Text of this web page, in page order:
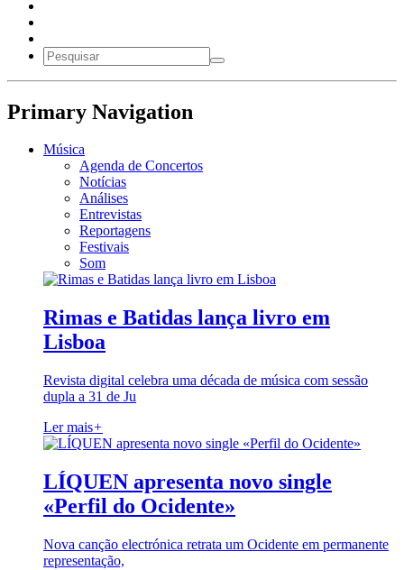
Primary Navigation
Música
Agenda de Concertos
Notícias
Análises
Entrevistas
Reportagens
Festivais
Som
Rimas e Batidas lança livro em
Lisboa
Revista digital celebra uma década de música com sessão
dupla a 31 de Ju
Ler mais+
LÍQUEN apresenta novo single
«Perfil do Ocidente»
Nova canção electrónica retrata um Ocidente em permanente
representação,